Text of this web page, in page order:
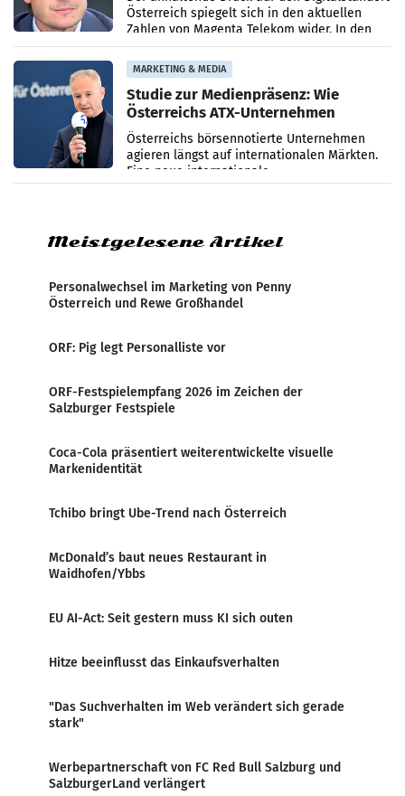
Österreich spiegelt sich in den aktuellen
Zahlen von Magenta Telekom wider. In den
ersten sechs Monaten des laufenden Jahres
verzeichnete
MARKETING & MEDIA
Studie zur Medienpräsenz: Wie
Österreichs ATX-Unternehmen
international wahrgenommen
werden
Österreichs börsennotierte Unternehmen
agieren längst auf internationalen Märkten.
Eine neue internationale
Medienresonanzanalyse untersucht die
Meistgelesene Artikel
Personalwechsel im Marketing von Penny
Österreich und Rewe Großhandel
ORF: Pig legt Personalliste vor
ORF-Festspielempfang 2026 im Zeichen der
Salzburger Festspiele
Coca-Cola präsentiert weiterentwickelte visuelle
Markenidentität
Tchibo bringt Ube-Trend nach Österreich
McDonald’s baut neues Restaurant in
Waidhofen/Ybbs
EU AI-Act: Seit gestern muss KI sich outen
Hitze beeinflusst das Einkaufsverhalten
"Das Suchverhalten im Web verändert sich gerade
stark"
Werbepartnerschaft von FC Red Bull Salzburg und
SalzburgerLand verlängert